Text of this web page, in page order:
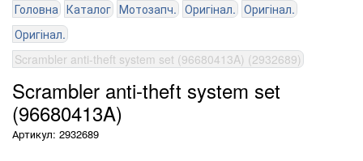
Головна Каталог Мотозапч. Оригінал. Оригінал.
Оригінал.
Scrambler anti-theft system set (96680413A) (2932689)
Scrambler anti-theft system set
(96680413A)
Артикул: 2932689